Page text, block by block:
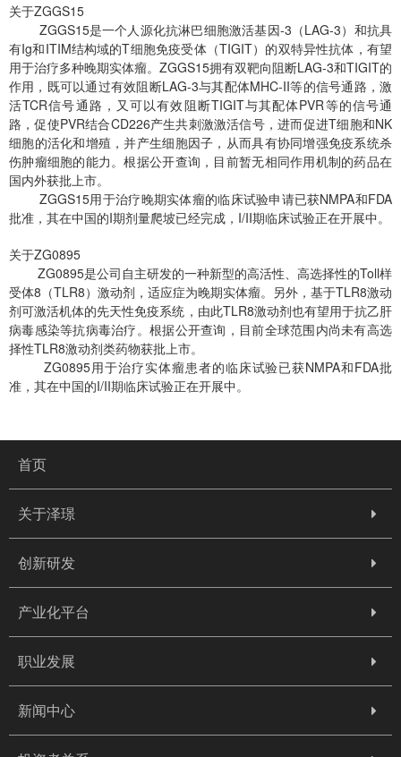
关于ZGGS15
ZGGS15是一个人源化抗淋巴细胞激活基因-3（LAG-3）和抗具
有Ig和ITIM结构域的T细胞免疫受体（TIGIT）的双特异性抗体，有望
用于治疗多种晚期实体瘤。ZGGS15拥有双靶向阻断LAG-3和TIGIT的
作用，既可以通过有效阻断LAG-3与其配体MHC-II等的信号通路，激
活TCR信号通路，又可以有效阻断TIGIT与其配体PVR等的信号通
路，促使PVR结合CD226产生共刺激激活信号，进而促进T细胞和NK
细胞的活化和增殖，并产生细胞因子，从而具有协同增强免疫系统杀
伤肿瘤细胞的能力。根据公开查询，目前暂无相同作用机制的药品在
国内外获批上市。
ZGGS15用于治疗晚期实体瘤的临床试验申请已获NMPA和FDA
批准，其在中国的I期剂量爬坡已经完成，I/II期临床试验正在开展中。
关于ZG0895
ZG0895是公司自主研发的一种新型的高活性、高选择性的Toll样
受体8（TLR8）激动剂，适应症为晚期实体瘤。另外，基于TLR8激动
剂可激活机体的先天性免疫系统，由此TLR8激动剂也有望用于抗乙肝
病毒感染等抗病毒治疗。根据公开查询，目前全球范围内尚未有高选
择性TLR8激动剂类药物获批上市。
ZG0895用于治疗实体瘤患者的临床试验已获NMPA和FDA批
准，其在中国的I/II期临床试验正在开展中。
首页
关于泽璟
创新研发
产业化平台
职业发展
新闻中心